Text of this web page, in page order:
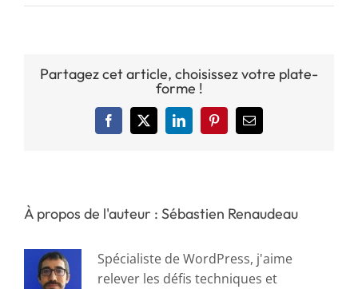
Société
Partagez cet article, choisissez votre plate-
forme !
Facebook
X LinkedInPinterestEmail
À propos de l'auteur : Sébastien Renaudeau
Spécialiste de WordPress, j'aime
relever les défis techniques et